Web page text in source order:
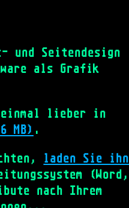
Seitendesign
als Grafik
einmal lieber in
MB) .
laden Sie ihn
(Word,
nach Ihrem